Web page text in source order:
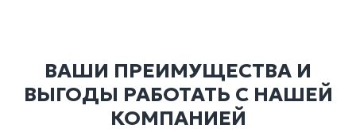
ВАШИ ПРЕИМУЩЕСТВА И
ВЫГОДЫ РАБОТАТЬ С НАШЕЙ
КОМПАНИЕЙ